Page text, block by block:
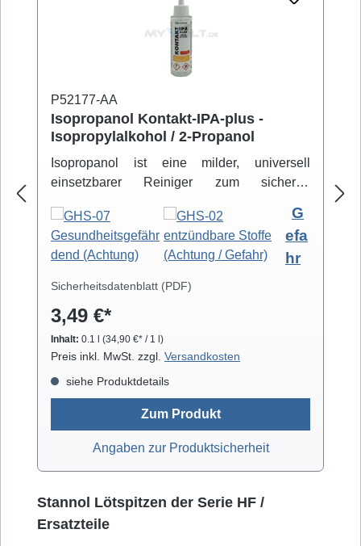
P52177-AA
Isopropanol Kontakt-IPA-plus -
Isopropylalkohol / 2-Propanol
Isopropanol ist eine milder, universell
einsetzbarer Reiniger zum sicheren
Hochreiner Isopropanol-Alkohol ( 99,8% )
eignet sich zur professionellen Säuberung
von z.B. Video- und Tonköpfen,
Laufwerkteilen, Gummirollen und optischen
arbeitet rückstandsfrei.
G
efa
hr
Sicherheitsdatenblatt (PDF)
3,49 €*
Inhalt: 0.1 l (34,90 €* / 1 l)
Preis inkl. MwSt. zzgl. Versandkosten
siehe Produktdetails
Zum Produkt
Angaben zur Produktsicherheit
Produktgalerie überspringen
Stannol Lötspitzen der Serie HF /
Ersatzteile